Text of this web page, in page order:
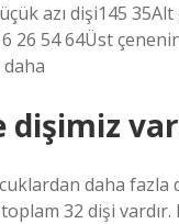
azı dişi145
26 54 64Üst
daha
dişimiz
daha fazla
32 dişi vardır.